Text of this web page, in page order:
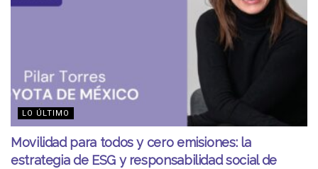
LO ÚLTIMO
Movilidad para todos y cero emisiones: la
estrategia de ESG y responsabilidad social de